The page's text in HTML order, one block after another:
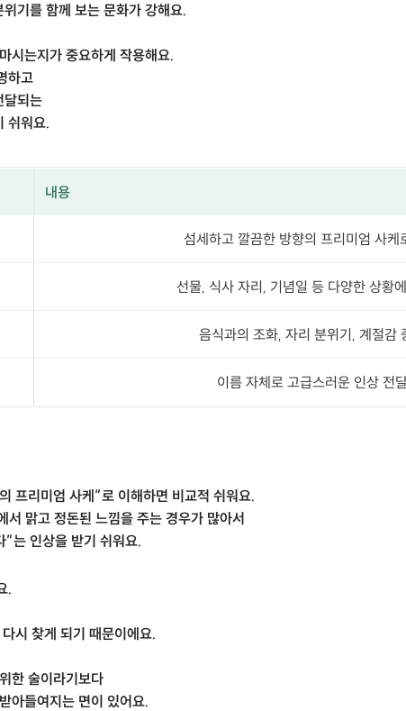
기를 함께 보는 문화가 강해요.
시는지가 중요하게 작용해요.
하고
달되는
쉬워요.
내용
섬세하고 깔끔한 방향의 프리미엄 사케
선물, 식사 자리, 기념일 등 다양한 상황
음식과의 조화, 자리 분위기, 계절감
이름 자체로 고급스러운 인상 전
프리미엄 사케”로 이해하면 비교적 쉬워요.
맑고 정돈된 느낌을 주는 경우가 많아서
는 인상을 받기 쉬워요.
.
시 찾게 되기 때문이에요.
한 술이라기보다
아들여지는 면이 있어요.